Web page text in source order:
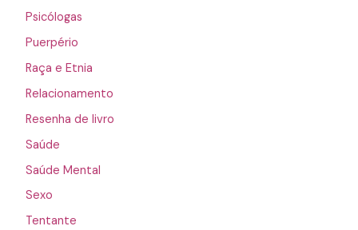
Psicólogas
Puerpério
Raça e Etnia
Relacionamento
Resenha de livro
Saúde
Saúde Mental
Sexo
Tentante